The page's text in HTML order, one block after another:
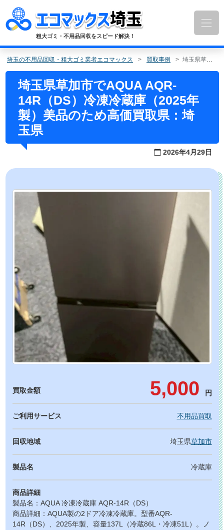
テ
ツ
粗大ゴミ・不用品回収をスピード解決！
埼玉の不用品回収・粗大ゴミ業者エコマックス 買取事例 埼玉県草加市でAQUA AQR-14R（DS）冷凍冷蔵庫（2025年製）美品のため高価買取県：埼玉県
埼玉県草加市でAQUA AQR-
14R（DS）冷凍冷蔵庫（2025年
製）美品のため高価買取県：埼
玉県
2026年4月29日
買取金額 5,000 円
ご利用サービス 不用品買取
回収地域 埼玉県草加市
製品名 冷蔵庫
商品詳細
製品名：AQUA 冷凍冷蔵庫 AQR-14R（DS）
商品詳細：AQUA製の2ドア冷凍冷蔵庫。型番AQR-
14R（DS）、2025年製、容量137L（冷蔵86L・冷凍51L）。ノ